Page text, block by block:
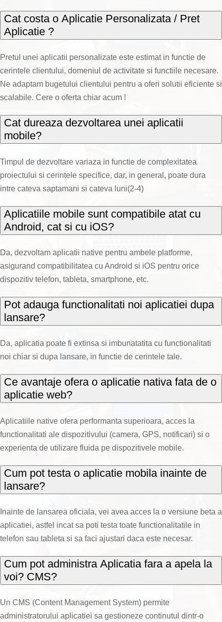
Cat costa o Aplicatie Personalizata / Pret
Aplicatie ?
Pretul unei aplicatii personalizate este estimat in functie de
cerintele clientului, domeniul de activitate si functiile necesare.
Ne adaptam bugetului clientului pentru a oferi solutii eficiente si
scalabile. Cere o oferta chiar acum !
Cat dureaza dezvoltarea unei aplicatii
mobile?
Timpul de dezvoltare variaza in functie de complexitatea
proiectului si cerintele specifice, dar, in general, poate dura
intre cateva saptamani si cateva luni(2-4)
Aplicatiile mobile sunt compatibile atat cu
Android, cat si cu iOS?
Da, dezvoltam aplicatii native pentru ambele platforme,
asigurand compatibilitatea cu Android si iOS pentru orice
dispozitiv telefon, tableta, smartphone, etc.
Pot adauga functionalitati noi aplicatiei dupa
lansare?
Da, aplicatia poate fi extinsa si imbunatatita cu functionalitati
noi chiar si dupa lansare, in functie de cerintele tale.
Ce avantaje ofera o aplicatie nativa fata de o
aplicatie web?
Aplicatiile native ofera performanta superioara, acces la
functionalitati ale dispozitivului (camera, GPS, notificari) si o
experienta de utilizare fluida pe dispozitivele mobile.
Cum pot testa o aplicatie mobila inainte de
lansare?
Inainte de lansarea oficiala, vei avea acces la o versiune beta a
aplicatiei, astfel incat sa poti testa toate functionalitatile in
telefon sau tableta si sa faci ajustari daca este necesar.
Cum pot administra Aplicatia fara a apela la
voi? CMS?
Un CMS (Content Management System) permite
administratorului aplicatiei sa gestioneze continutul dintr-o